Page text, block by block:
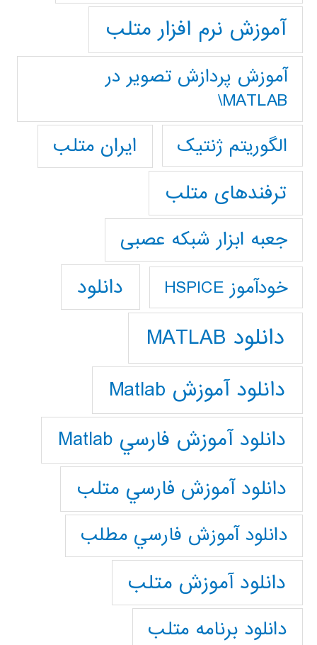
آموزش نرم افزار متلب
آموزش پردازش تصوير در
MATLAB\
الگوریتم ژنتیک
ایران متلب
ترفندهای متلب
جعبه ابزار شبکه عصبی
خودآموز HSPICE دانلود
دانلود MATLAB
دانلود آموزش Matlab
دانلود آموزش فارسي Matlab
دانلود آموزش فارسي متلب
دانلود آموزش فارسي مطلب
دانلود آموزش متلب
دانلود برنامه متلب